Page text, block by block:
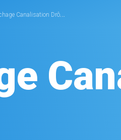
Canalisation Drôme